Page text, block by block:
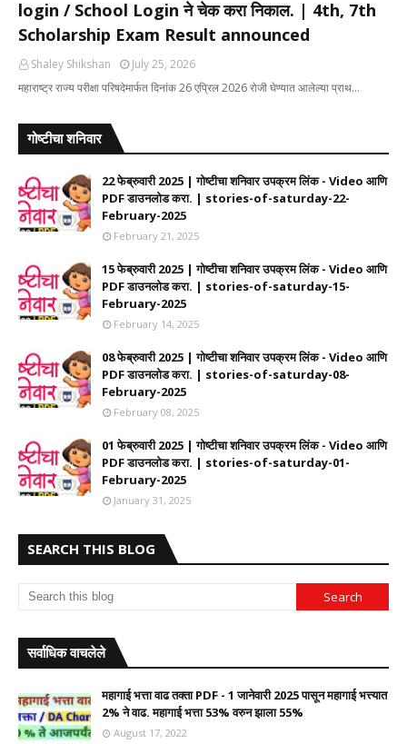
login / School Login ने चेक करा निकाल. | 4th, 7th
Scholarship Exam Result announced
Shaley Shikshan
July 25, 2026
महाराष्ट्र राज्य परीक्षा परिषदेमार्फत दिनांक 26 एप्रिल 2026 रोजी घेण्यात आलेल्या प्राथ…
गोष्टीचा शनिवार
22 फेब्रुवारी 2025 | गोष्टीचा शनिवार उपक्रम लिंक - Video आणि
PDF डाउनलोड करा. | stories-of-saturday-22-
February-2025
February 21, 2025
15 फेब्रुवारी 2025 | गोष्टीचा शनिवार उपक्रम लिंक - Video आणि
PDF डाउनलोड करा. | stories-of-saturday-15-
February-2025
February 14, 2025
08 फेब्रुवारी 2025 | गोष्टीचा शनिवार उपक्रम लिंक - Video आणि
PDF डाउनलोड करा. | stories-of-saturday-08-
February-2025
February 08, 2025
01 फेब्रुवारी 2025 | गोष्टीचा शनिवार उपक्रम लिंक - Video आणि
PDF डाउनलोड करा. | stories-of-saturday-01-
February-2025
January 31, 2025
SEARCH THIS BLOG
सर्वाधिक वाचलेले
महागाई भत्ता वाढ तक्ता PDF - 1 जानेवारी 2025 पासून महागाई भत्त्यात
2% ने वाढ. महागाई भत्ता 53% वरुन झाला 55%
August 17, 2022